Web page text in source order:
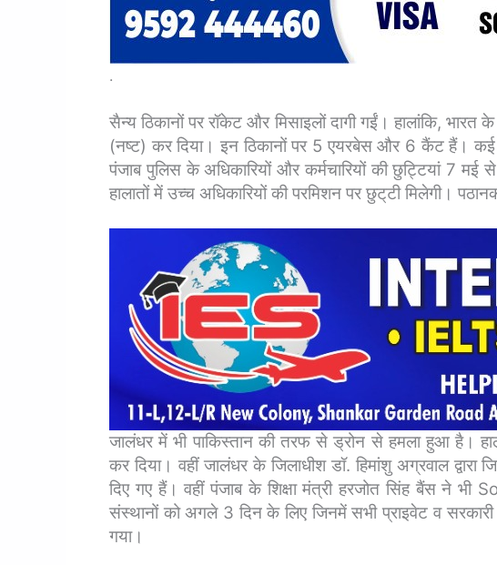
.
सैन्य ठिकानों पर रॉकेट और मिसाइलों दागी गईं। हालांकि,
(नष्ट) कर दिया। इन ठिकानों पर 5 एयरबेस और 6 कैंट हैं। कई
पंजाब पुलिस के अधिकारियों और कर्मचारियों की छुट्टियां 7
हालातों में उच्च अधिकारियों की परमिशन पर छुट्‌टी मिलेगी।
जालंधर में भी पाकिस्तान की तरफ से ड्रोन से हमला हुआ है।
कर दिया। वहीं जालंधर के जिलाधीश डॉ. हिमांशु अग्रवाल
दिए गए हैं। वहीं पंजाब के शिक्षा मंत्री हरजोत सिंह बैंस ने भी
संस्थानों को अगले 3 दिन के लिए जिनमें सभी प्राइवेट व
गया।